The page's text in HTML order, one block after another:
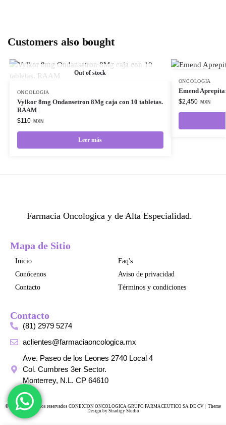
Customers also bought
Out of stock
ONCOLOGIA
Vylkor 8mg Ondansetron 8Mg caja con 10 tabletas.
RAAM
$110 MXN
Leer más
ONCOLOGIA
Emend
$2,450 MXN
Farmacia Oncologica y de Alta Especialidad.
Mapa de Sitio
Inicio
Conócenos
Contacto
Faq's
Aviso de privacidad
Términos y condiciones
Contacto
(81) 2979 5274
aclientes@farmaciaoncologica.mx
Ave. Paseo de los Leones 2740 Local 4
Col. Cumbres 3er Sector.
Monterrey, N.L. CP 64610
©Todos los derechos reservados CONEXION ONCOLOGICA GRUPO FARMACEUTICO SA DE CV | Theme
Design by Stradigy Studio